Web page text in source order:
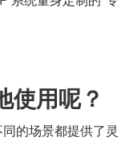
使用呢？
的场景都提供了灵